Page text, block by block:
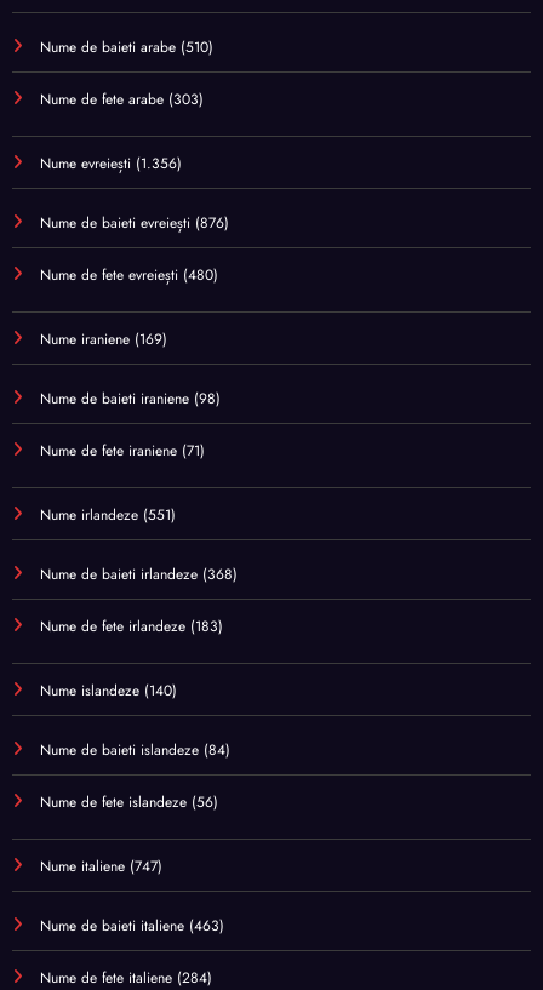
Nume de baieti arabe (510)
Nume de fete arabe (303)
Nume evreiești (1.356)
Nume de baieti evreiești (876)
Nume de fete evreiești (480)
Nume iraniene (169)
Nume de baieti iraniene (98)
Nume de fete iraniene (71)
Nume irlandeze (551)
Nume de baieti irlandeze (368)
Nume de fete irlandeze (183)
Nume islandeze (140)
Nume de baieti islandeze (84)
Nume de fete islandeze (56)
Nume italiene (747)
Nume de baieti italiene (463)
Nume de fete italiene (284)